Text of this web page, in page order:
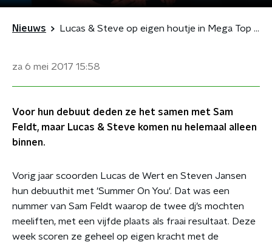
Nieuws Lucas & Steve op eigen houtje in Mega Top 50
za 6 mei 2017 15:58
Voor hun debuut deden ze het samen met Sam
Feldt, maar Lucas & Steve komen nu helemaal alleen
binnen.
Vorig jaar scoorden Lucas de Wert en Steven Jansen
hun debuuthit met 'Summer On You'. Dat was een
nummer van Sam Feldt waarop de twee dj’s mochten
meeliften, met een vijfde plaats als fraai resultaat. Deze
week scoren ze geheel op eigen kracht met de